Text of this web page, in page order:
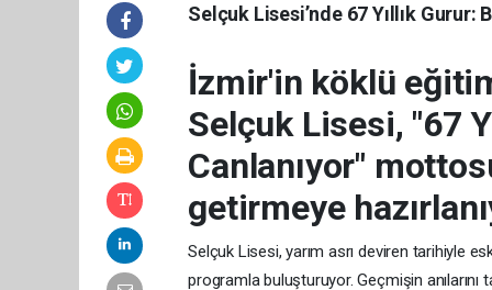
Selçuk Lisesi’nde 67 Yıllık
İzmir'in köklü
Selçuk Lisesi, "67
Canlanıyor"
getirmeye
Selçuk Lisesi, yarım asrı deviren tarihiyle
programla buluşturuyor. Geçmişin